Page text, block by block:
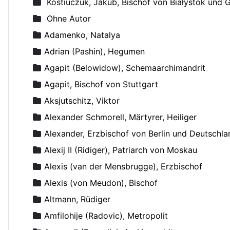
Ohne Autor
Adamenko, Natalya
Adrian (Pashin), Hegumen
Agapit (Belowidow), Schemaarchimandrit
Agapit, Bischof von Stuttgart
Aksjutschitz, Viktor
Alexander Schmorell, Märtyrer, Heiliger
Alexander, Erzbischof von Berlin und
Alexij II (Ridiger), Patriarch von Moskau
Alexis (van der Mensbrugge), Erzbischof
Alexis (von Meudon), Bischof
Altmann, Rüdiger
Amfilohije (Radovic), Metropolit